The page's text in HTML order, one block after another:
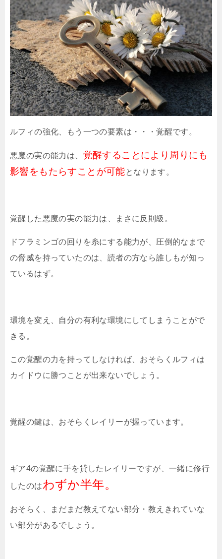
ルフィの強化、もう一つの要素は・・・覚醒です。
悪魔の実の能力は、 覚醒することにより周りにも
影響をもたらすことが可能となります。
覚醒した悪魔の実の能力は、まさに反則級。
ドフラミンゴの回りを糸にする能力が、圧倒的なまで
の脅威を持っていたのは、読者の方なら誰しもが知っ
ているはず。
環境を変え、自分の有利な環境にしてしまうことがで
きる。
この覚醒の力を持ってしなければ、おそらくルフィは
カイドウに勝つことが出来ないでしょう。
覚醒の鍵は、おそらくレイリーが握っています。
ギア4の覚醒に手を貸したレイリーですが、一緒に修行
したのはわずか半年。
おそらく、まだまだ教えてない部分・教えきれていな
い部分があるでしょう。